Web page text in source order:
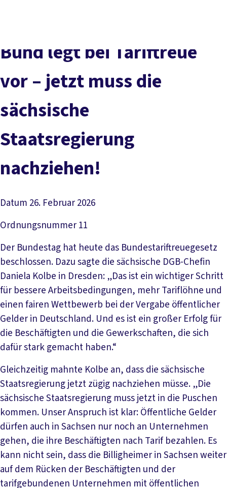
Service
Mitmachen
Bund legt bei Tariftreue
vor – jetzt muss die
sächsische
Staatsregierung
nachziehen!
Datum 26. Februar 2026
Ordnungsnummer11
Der Bundestag hat heute das Bundestariftreuegesetz
beschlossen. Dazu sagte die sächsische DGB-Chefin
Daniela Kolbe in Dresden: „Das ist ein wichtiger Schritt
für bessere Arbeitsbedingungen, mehr Tariflöhne und
einen fairen Wettbewerb bei der Vergabe öffentlicher
Gelder in Deutschland. Und es ist ein großer Erfolg für
die Beschäftigten und die Gewerkschaften, die sich
dafür stark gemacht haben.“
Gleichzeitig mahnte Kolbe an, dass die sächsische
Staatsregierung jetzt zügig nachziehen müsse. „Die
sächsische Staatsregierung muss jetzt in die Puschen
kommen. Unser Anspruch ist klar: Öffentliche Gelder
dürfen auch in Sachsen nur noch an Unternehmen
gehen, die ihre Beschäftigten nach Tarif bezahlen. Es
kann nicht sein, dass die Billigheimer in Sachsen weiter
auf dem Rücken der Beschäftigten und der
tarifgebundenen Unternehmen mit öffentlichen